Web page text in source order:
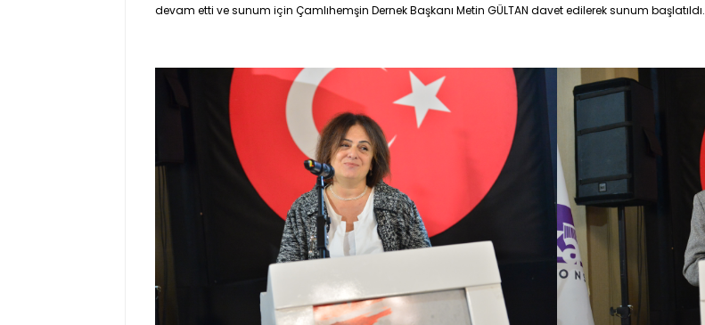
devam etti ve sunum için Çamlıhemşin Dernek Başkanı Metin GÜLTAN davet edilerek sunum başlatıldı.